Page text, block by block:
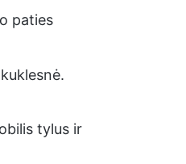
paties
tylus ir